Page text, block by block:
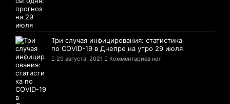
Три случая инфицирования: статистика
по COVID-19 в Днепре на утро 29 июля
29 августа, 2021 Комментариев нет